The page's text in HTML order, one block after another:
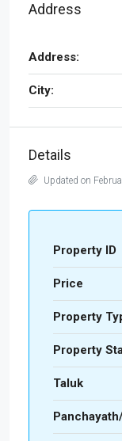
Address
Address:
City:
Details
Updated on
Property ID
Price
Property
Property
Taluk